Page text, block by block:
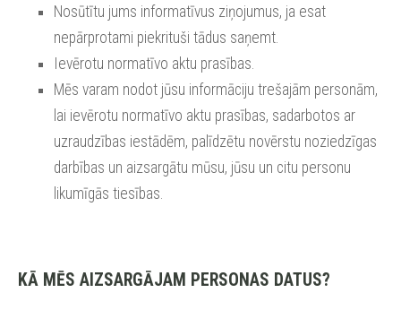
Nosūtītu jums informatīvus ziņojumus, ja esat
nepārprotami piekrituši tādus saņemt.
Ievērotu normatīvo aktu prasības.
Mēs varam nodot jūsu informāciju trešajām personām,
lai ievērotu normatīvo aktu prasības, sadarbotos ar
uzraudzības iestādēm, palīdzētu novērstu noziedzīgas
darbības un aizsargātu mūsu, jūsu un citu personu
likumīgās tiesības.
KĀ MĒS AIZSARGĀJAM PERSONAS DATUS?